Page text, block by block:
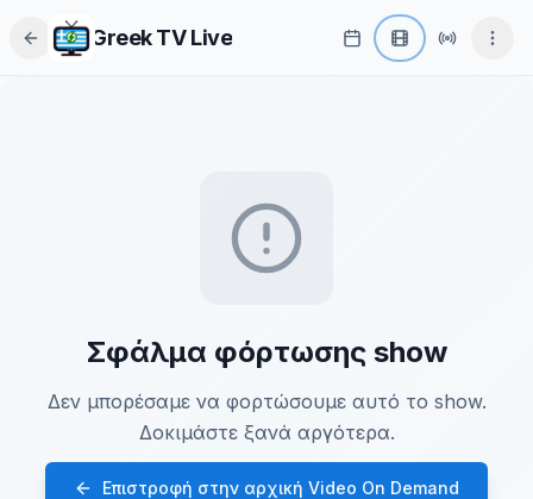
Greek TV Live
Σφάλμα φόρτωσης show
Δεν μπορέσαμε να φορτώσουμε αυτό το show.
Δοκιμάστε ξανά αργότερα.
Επιστροφή στην αρχική Video On Demand